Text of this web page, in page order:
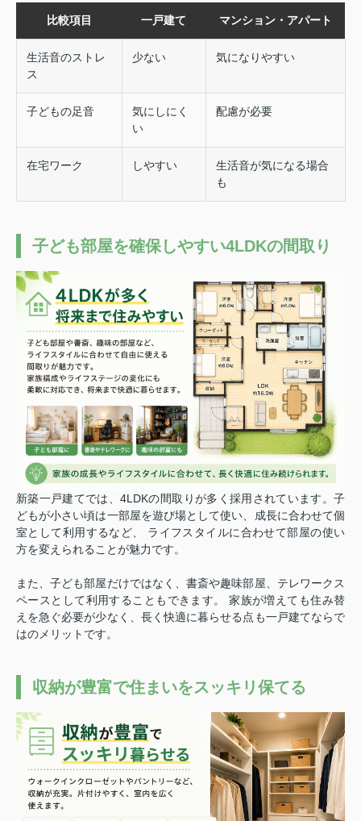
比較項目 一戸建て マンション・アパート
生活音のストレ
ス
少ない 気になりやすい
子どもの足音
気にしにく
い
配慮が必要
在宅ワーク しやすい
生活音が気になる場合
も
子ども部屋を確保しやすい4LDKの間取り
新築一戸建てでは、4LDKの間取りが多く採用されています。 子
どもが小さい頃は一部屋を遊び場として使い、成長に合わせて個
室として利用するなど、 ライフスタイルに合わせて部屋の使い
方を変えられることが魅力です。
また、子ども部屋だけではなく、書斎や趣味部屋、テレワークス
ペースとして利用することもできます。 家族が増えても住み替
えを急ぐ必要が少なく、長く快適に暮らせる点も一戸建てならで
はのメリットです。
収納が豊富で住まいをスッキリ保てる